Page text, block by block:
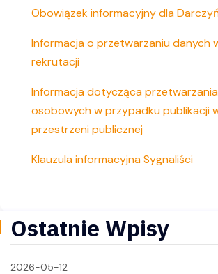
Obowiązek informacyjny dla
Informacja o przetwarzaniu danych
rekrutacji
Informacja dotycząca
osobowych w przypadku publikacji
przestrzeni publicznej
Klauzula informacyjna Sygnaliści
Ostatnie Wpisy
2026-05-12